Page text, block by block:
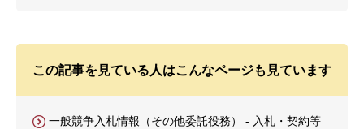
この記事を見ている人はこんなページも見ています
一般競争入札情報（その他委託役務） - 入札・契約等